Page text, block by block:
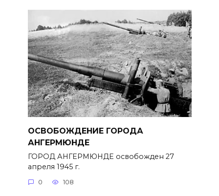
ОСВОБОЖДЕНИЕ ГОРОДА
АНГЕРМЮНДЕ
ГОРОД АНГЕРМЮНДЕ освобожден 27
апреля 1945 г.
0 108